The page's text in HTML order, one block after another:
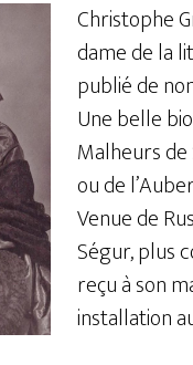
Christophe
dame de la
publié de
Une belle
Malheurs de
ou de
Venue de
Ségur, plus
reçu à son
installation